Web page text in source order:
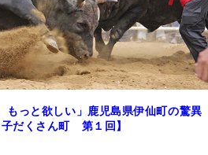
もっと欲しい」鹿児島県伊仙町の驚異
だくさん町 第１回】